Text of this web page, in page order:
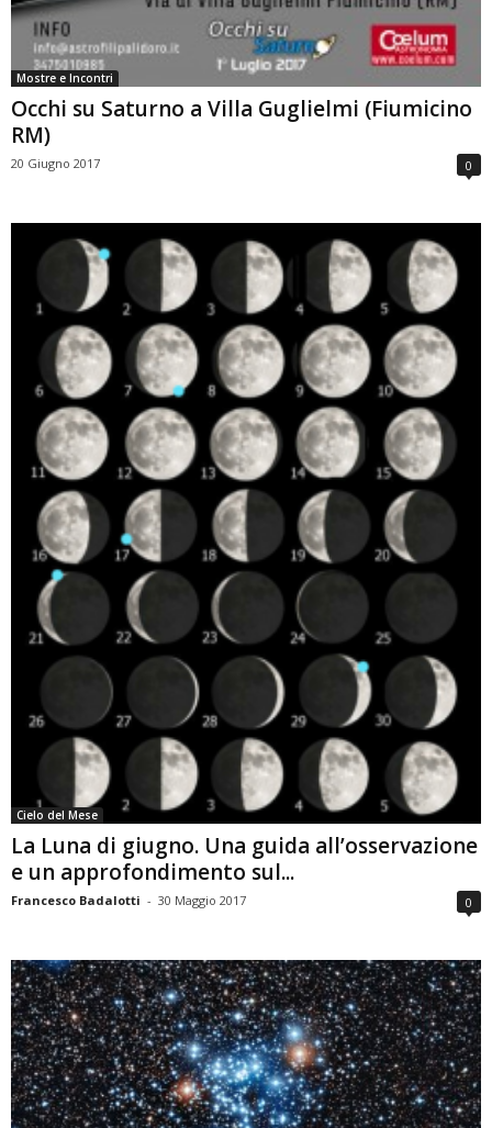
Mostre e Incontri
Occhi su Saturno a Villa Guglielmi (Fiumicino
RM)
20 Giugno 2017 0
Cielo del Mese
La Luna di giugno. Una guida all’osservazione
e un approfondimento sul...
Francesco Badalotti - 30 Maggio 2017 0